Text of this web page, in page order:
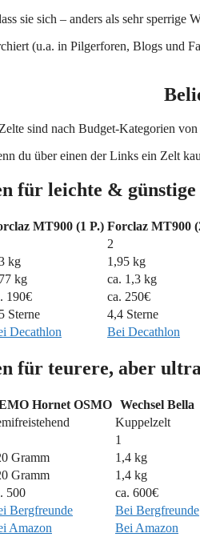
sie sich – anders als sehr sperrige
(u.a. in Pilgerforen, Blogs und
sind nach Budget-Kategorien
du über einen der Links ein Zelt
für leichte &
MT900 (1 P.) Forclaz MT900
2
kg 1,95 kg
kg ca. 1,3 kg
190€ ca. 250€
Sterne 4,4 Sterne
Decathlon Bei Decathlon
für teurere, aber
Hornet OSMO Wechsel Bella
Kuppelzelt
1
Gramm 1,4 kg
Gramm 1,4 kg
500 ca. 600€
Bergfreunde Bei Bergfreunde
Amazon Bei Amazon